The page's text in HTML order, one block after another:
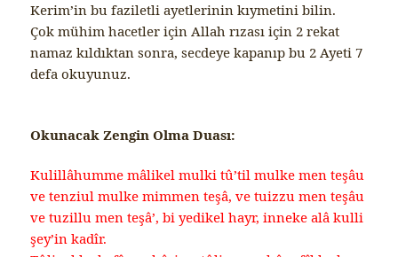
Kerim’in bu faziletli ayetlerinin kıymetini bilin.
Çok mühim hacetler için Allah rızası için 2 rekat
namaz kıldıktan sonra, secdeye kapanıp bu 2 Ayeti 7
defa okuyunuz.
Okunacak Zengin Olma Duası:
Kulillâhumme mâlikel mulki tû’til mulke men teşâu
ve tenziul mulke mimmen teşâ, ve tuizzu men teşâu
ve tuzillu men teşâ’, bi yedikel hayr, inneke alâ kulli
şey’in kadîr.